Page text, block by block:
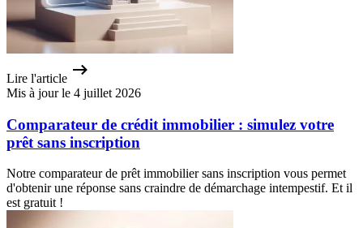
Lire l'article
Mis à jour le 4 juillet 2026
Comparateur de crédit immobilier : simulez votre
prêt sans inscription
Notre comparateur de prêt immobilier sans inscription vous permet
d'obtenir une réponse sans craindre de démarchage intempestif. Et il
est gratuit !